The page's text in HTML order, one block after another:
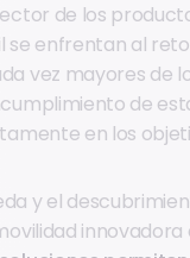
de los
se enfrentan al
vez mayores de
de
en los
y el
innovadora